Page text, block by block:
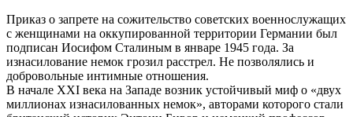
Приказ о запрете на сожительство советских военнослужащих
с женщинами на оккупированной территории Германии был
подписан Иосифом Сталиным в январе 1945 года. За
изнасилование немок грозил расстрел. Не позволялись и
добровольные интимные отношения.
В начале XXI века на Западе возник устойчивый миф о «двух
миллионах изнасилованных немок», авторами которого стали